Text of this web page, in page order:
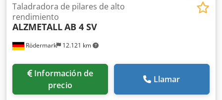
Rödermark 12.121 km
Taladradora de pilares de alto
rendimiento
ALZMETALLAB 4 SV
Información de
precio
Llamar